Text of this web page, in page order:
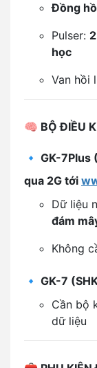
Đồng
Pulser:
học
Van hồi
🧠 BỘ ĐIỀU
🔹 GK-7Plus
qua 2G tới
Dữ liệu
đám
Không
🔹 GK-7
Cần bộ
dữ liệu